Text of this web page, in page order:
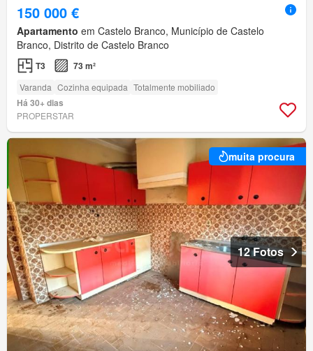
150 000 €
Apartamento em Castelo Branco, Município de Castelo
Branco, Distrito de Castelo Branco
T3 73 m²
Varanda Cozinha equipada Totalmente mobiliado
Há 30+ dias
PROPERSTAR
muita procura
12 Fotos